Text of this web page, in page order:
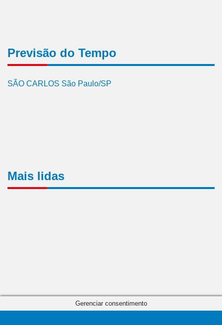
Previsão do Tempo
SÃO CARLOS São Paulo/SP
Mais lidas
Gerenciar consentimento